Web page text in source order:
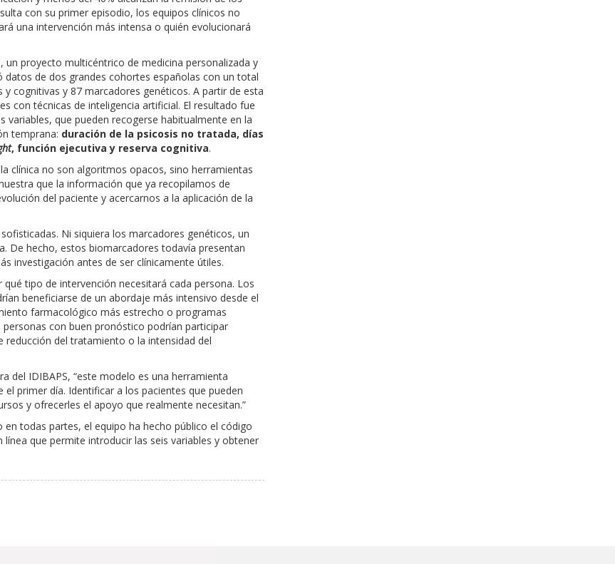
con su primer episodio, los equipos clínicos no
una intervención más intensa o quién evolucionará
un proyecto multicéntrico de medicina personalizada y
datos de dos grandes cohortes españolas con un total
cognitivas y 87 marcadores genéticos. A partir de esta
con técnicas de inteligencia artificial. El resultado fue
que pueden recogerse habitualmente en la
temprana: duración de la psicosis no tratada, días
, función ejecutiva y reserva cognitiva.
clínica no son algoritmos opacos, sino herramientas
que la información que ya recopilamos de
del paciente y acercarnos a la aplicación de la
Ni siquiera los marcadores genéticos, un
De hecho, estos biomarcadores todavía presentan
investigación antes de ser clínicamente útiles.
tipo de intervención necesitará cada persona. Los
beneficiarse de un abordaje más intensivo desde el
farmacológico más estrecho o programas
con buen pronóstico podrían participar
del tratamiento o la intensidad del
del IDIBAPS, “este modelo es una herramienta
primer día. Identificar a los pacientes que pueden
y ofrecerles el apoyo que realmente necesitan.”
todas partes, el equipo ha hecho público el código
que permite introducir las seis variables y obtener